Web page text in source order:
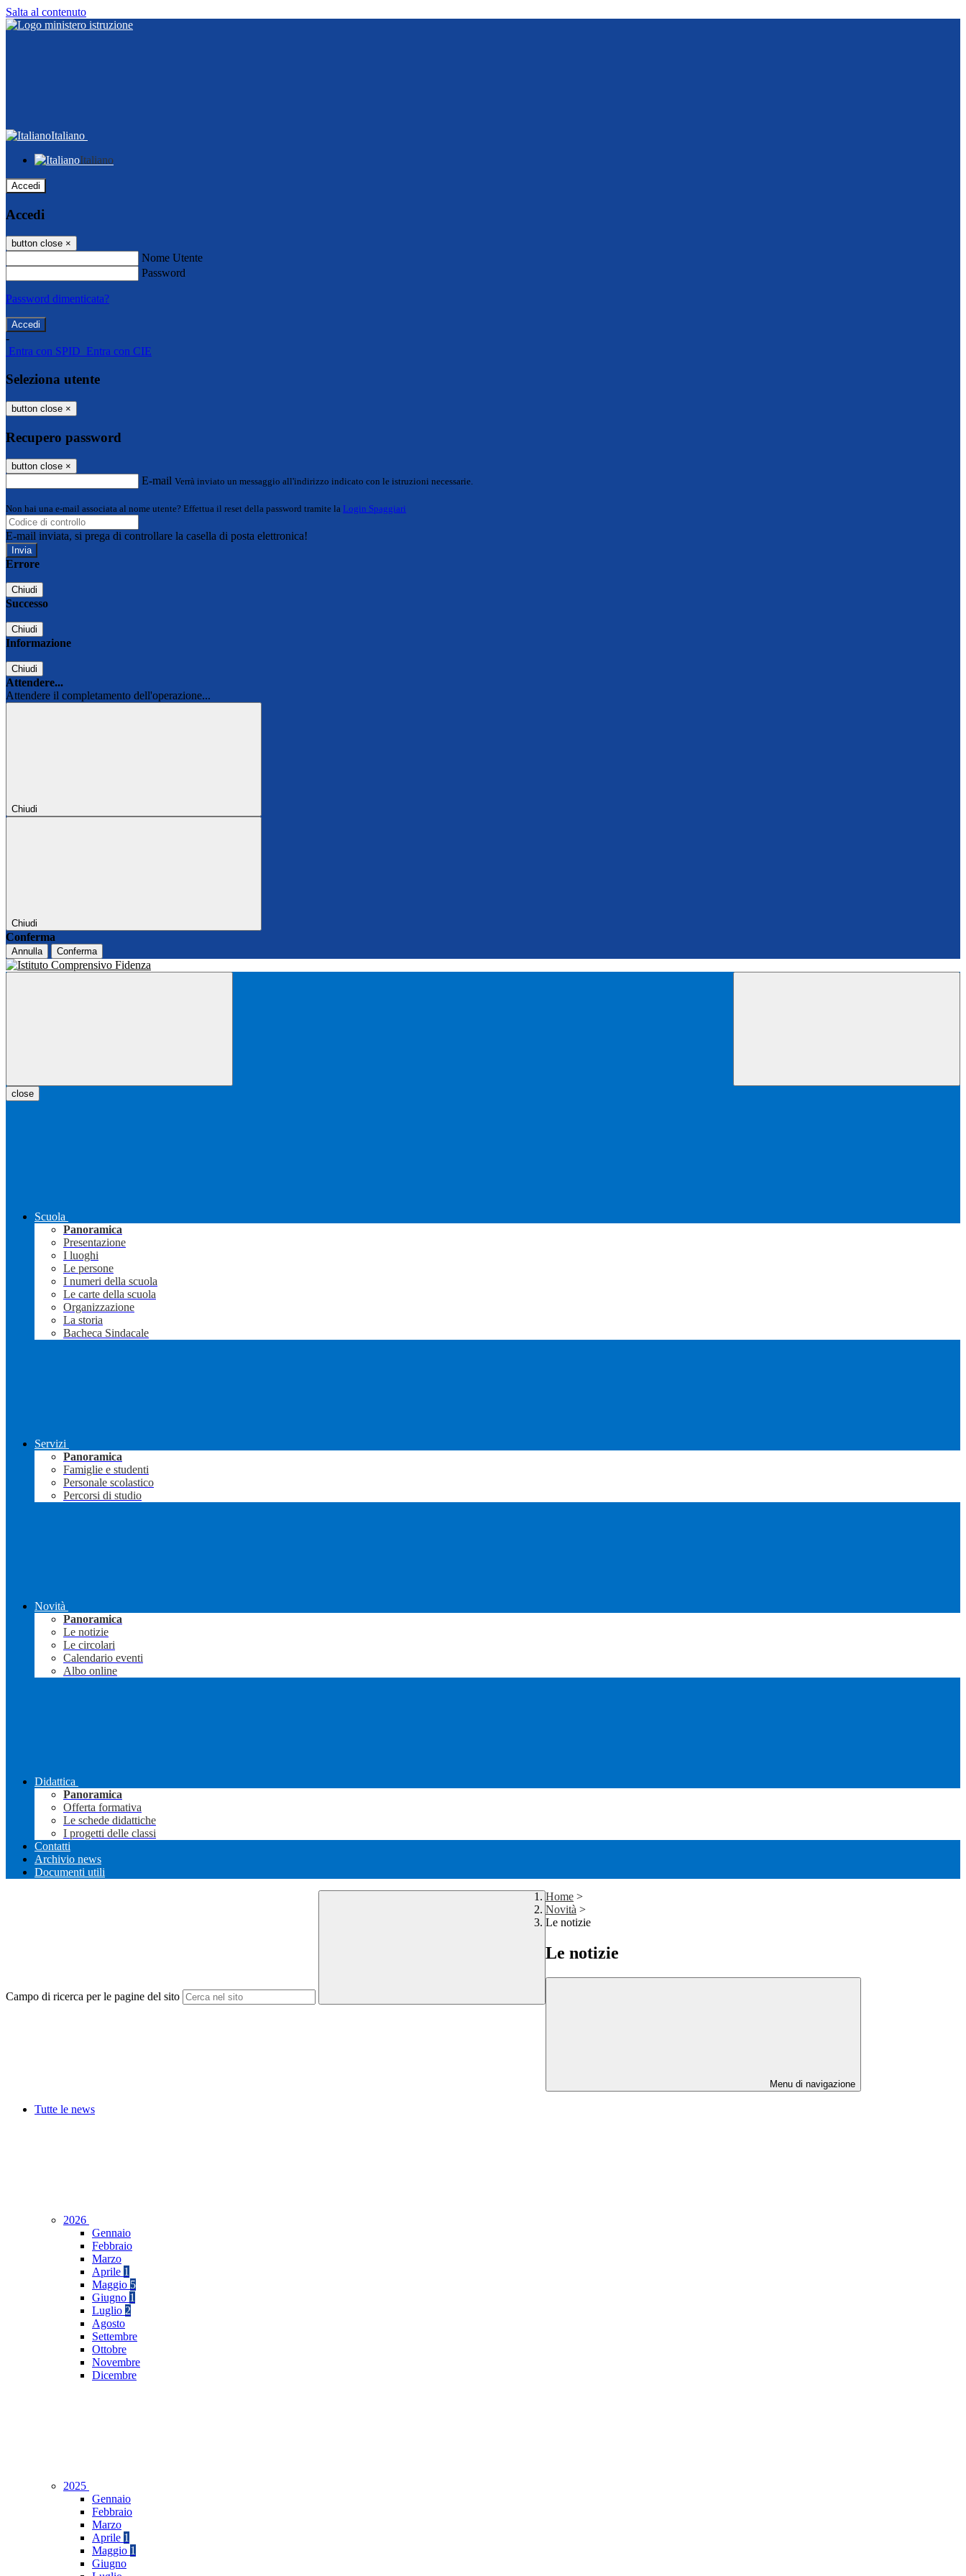
Salta al contenuto
Italiano
Italiano
Accedi
Accedi
button close ×
Nome Utente
Password
Password dimenticata?
-
Entra con SPID Entra con CIE
Seleziona utente
button close ×
Recupero password
button close ×
E-mail Verrà inviato un messaggio all'indirizzo indicato con le istruzioni necessarie.
Non hai una e-mail associata al nome utente? Effettua il reset della password tramite la Login Spaggiari
E-mail inviata, si prega di controllare la casella di posta elettronica!
Errore
Chiudi
Successo
Chiudi
Informazione
Chiudi
Attendere...
Attendere il completamento dell'operazione...
Chiudi
Chiudi
Conferma
Annulla Conferma
close
Scuola
Panoramica
Presentazione
I luoghi
Le persone
I numeri della scuola
Le carte della scuola
Organizzazione
La storia
Bacheca Sindacale
Servizi
Panoramica
Famiglie e studenti
Personale scolastico
Percorsi di studio
Novità
Panoramica
Le notizie
Le circolari
Calendario eventi
Albo online
Didattica
Panoramica
Offerta formativa
Le schede didattiche
I progetti delle classi
Contatti
Archivio news
Documenti utili
Campo di ricerca per le pagine del sito
Home >
Novità >
Le notizie
Le notizie
Menu di navigazione
Tutte le news
2026
Gennaio
Febbraio
Marzo
Aprile 1
Maggio 5
Giugno 1
Luglio 2
Agosto
Settembre
Ottobre
Novembre
Dicembre
2025
Gennaio
Febbraio
Marzo
Aprile 1
Maggio 1
Giugno